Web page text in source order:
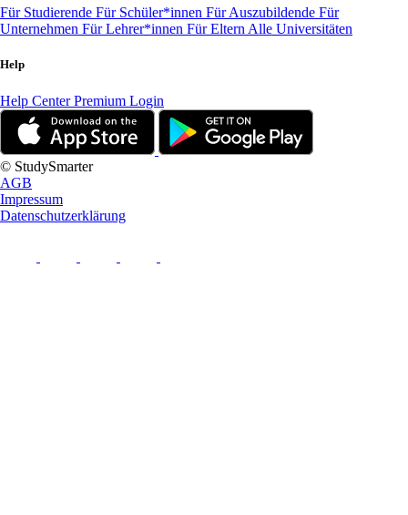
Für Studierende Für Schüler*innen Für Auszubildende Für
Unternehmen Für Lehrer*innen Für Eltern Alle Universitäten
Help
Help CenterPremium Login
© StudySmarter
AGB
Impressum
Datenschutzerklärung